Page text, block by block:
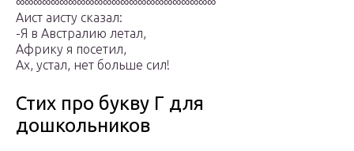
Аист аисту сказал:
-Я в Австралию летал,
Африку я посетил,
Ах, устал, нет больше сил!
Стих про букву Г для
дошкольников